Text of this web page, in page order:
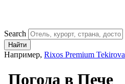
Search
Найти
Например, Rixos Premium Tekirova
Погода в Пече